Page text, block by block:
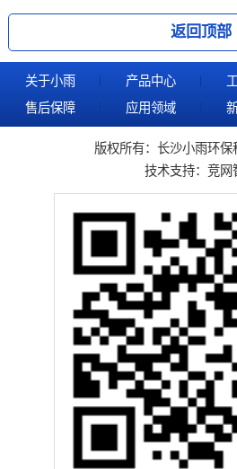
返回顶部
关于小雨 产品中心
售后保障
应用领域
版权所有：长沙小雨环保
技术支持： 竞网